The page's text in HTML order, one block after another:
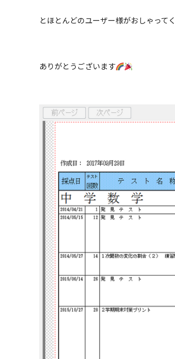
とほとんどのユーザー様がおしゃって
ありがとうございます